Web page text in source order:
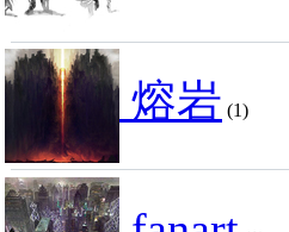
熔岩 (1)